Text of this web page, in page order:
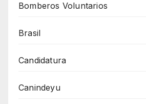
Bomberos Voluntarios
Brasil
Candidatura
Canindeyu